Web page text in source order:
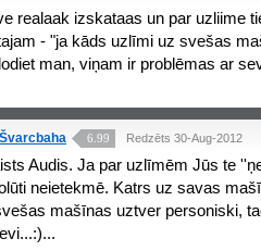
realaak izskataas un par uzliime
- "ja kāds uzlīmi uz svešas
man, viņam ir problēmas ar
6.99 Redzēts 30-Aug-2012
Audis. Ja par uzlīmēm Jūs te
neietekmē. Katrs uz savas
mašīnas uztver personiski,